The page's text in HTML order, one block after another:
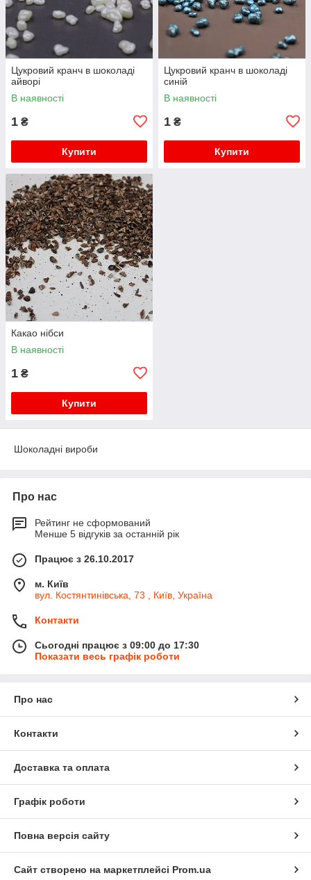
Цукровий кранч в шоколаді
айворі
В наявності
1 ₴
Купити
Цукровий кранч в шоколаді
синій
В наявності
1 ₴
Купити
Какао нібси
В наявності
1 ₴
Купити
Шоколадні вироби
Про нас
Рейтинг не сформований
Менше 5 відгуків за останній рік
Працює з 26.10.2017
м. Київ
вул. Костянтинівська, 73 , Київ, Україна
Контакти
Сьогодні працює з 09:00 до 17:30
Показати весь графік роботи
Про нас
Контакти
Доставка та оплата
Графік роботи
Повна версія сайту
Сайт створено на маркетплейсі Prom.ua